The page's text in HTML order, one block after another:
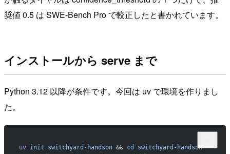
奨値 0.5 は SWE-Bench Pro で較正したと書かれています。
インストールから serve まで
Python 3.12 以降が条件です。今回は uv で環境を作りまし
た。
uv init switchyard-handson && cd
switchyard-handson